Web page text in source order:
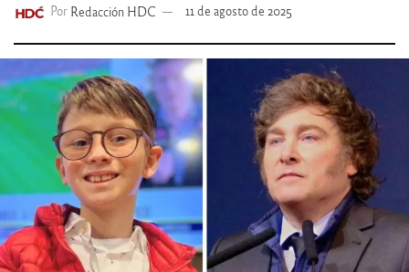
Por Redacción HDC 11 de agosto de 2025